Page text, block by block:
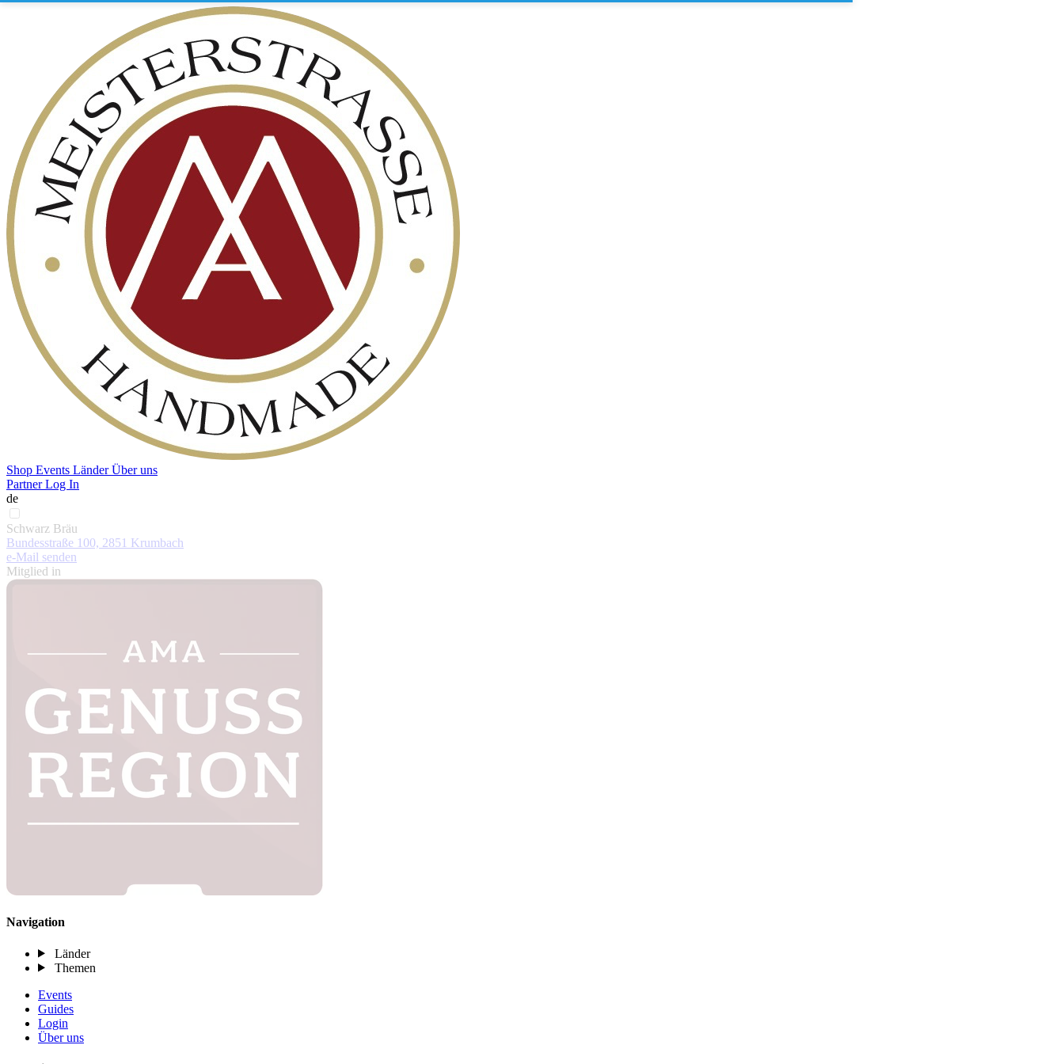
Shop Events LänderÜber uns
Partner Log In
de
Schwarz Bräu
Bundesstraße 100, 2851 Krumbach
e-Mail senden
Mitglied in
Navigation
Länder
Themen
Events
Guides
Login
Über uns